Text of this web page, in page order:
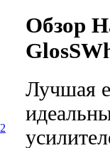
Обзор
Лучшая